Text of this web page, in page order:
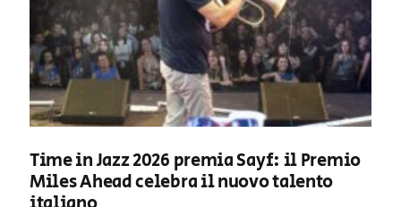
Time in Jazz 2026 premia Sayf: il Premio
Miles Ahead celebra il nuovo talento